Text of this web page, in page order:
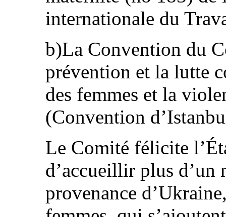
internationale du
b)La Convention du
prévention et la lutte
des femmes et la
(Convention
Le Comité félicite
d’accueillir plus
provenance